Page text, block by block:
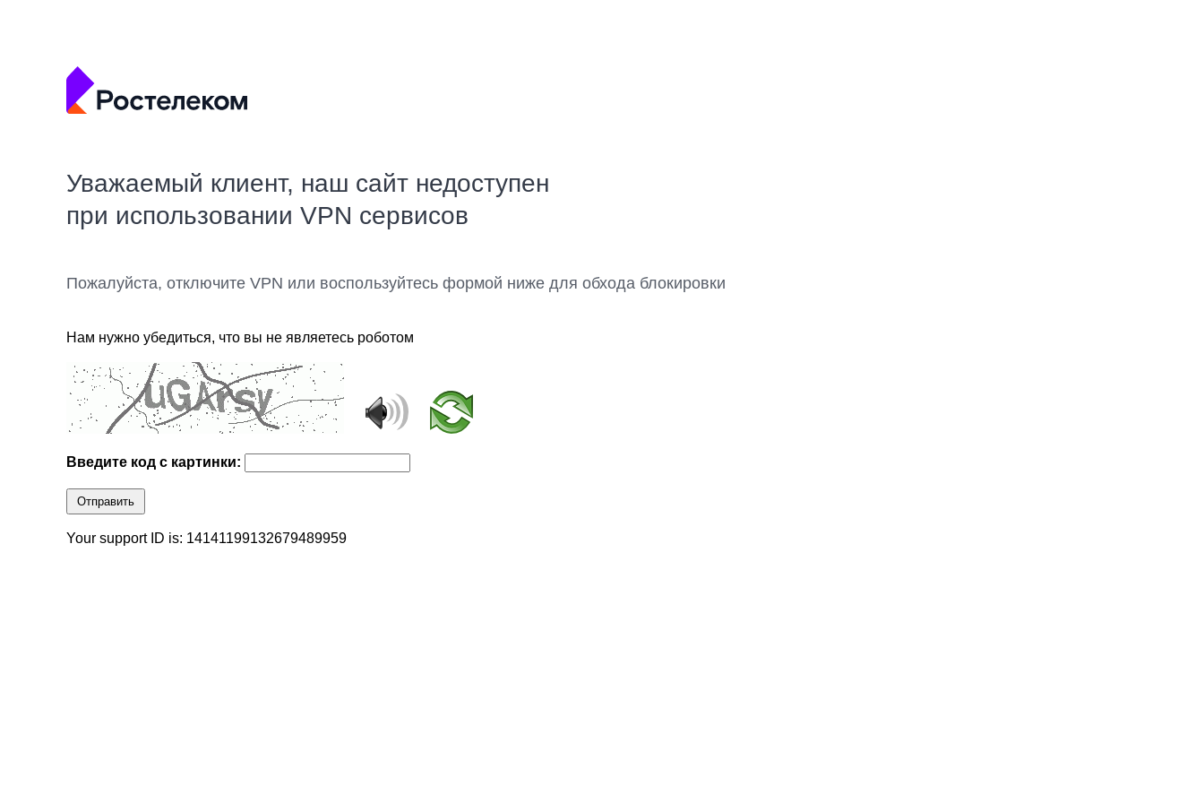
Уважаемый клиент, наш сайт недоступен
при использовании VPN сервисов
Пожалуйста, отключите VPN или воспользуйтесь формой ниже для обхода блокировки
Нам нужно убедиться, что вы не являетесь роботом
Введите код с картинки:
Отправить
Your support ID is: 14141199132679489959